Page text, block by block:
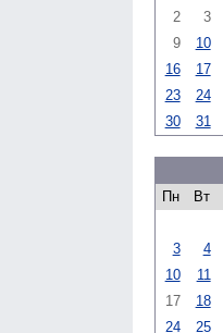
2
3
9
10
16
17
23
24
30
31
Пн
Вт
3
4
10
11
17
18
24
25